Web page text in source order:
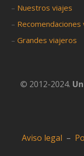
– Nuestros viajes
–
–Grandes viajeros
© 2012-2024.
Aviso legal –